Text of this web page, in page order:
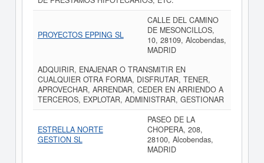
PROYECTOS EPPING SL
CALLE DEL CAMINO
DE MESONCILLOS,
10, 28109, Alcobendas,
MADRID
ADQUIRIR, ENAJENAR O TRANSMITIR EN
CUALQUIER OTRA FORMA, DISFRUTAR, TENER,
APROVECHAR, ARRENDAR, CEDER EN ARRIENDO A
TERCEROS, EXPLOTAR, ADMINISTRAR, GESTIONAR
ESTRELLA NORTE
GESTION SL
PASEO DE LA
CHOPERA, 208,
28100, Alcobendas,
MADRID